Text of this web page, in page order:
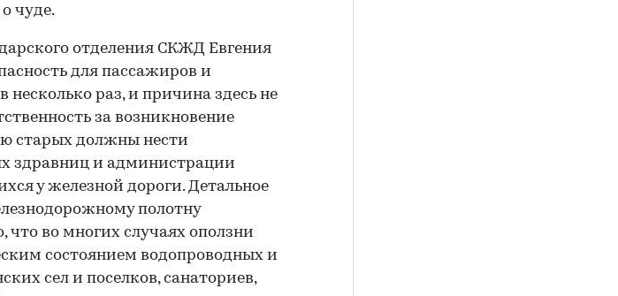
чуде.
отделения СКЖД Евгения
для пассажиров и
раз, и причина здесь не
за возникновение
старых должны нести
здравниц и администрации
у железной дороги. Детальное
полотну
что во многих случаях оползни
состоянием водопроводных и
сел и поселков, санаториев,